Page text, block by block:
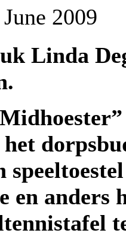
2009
Linda
en anders